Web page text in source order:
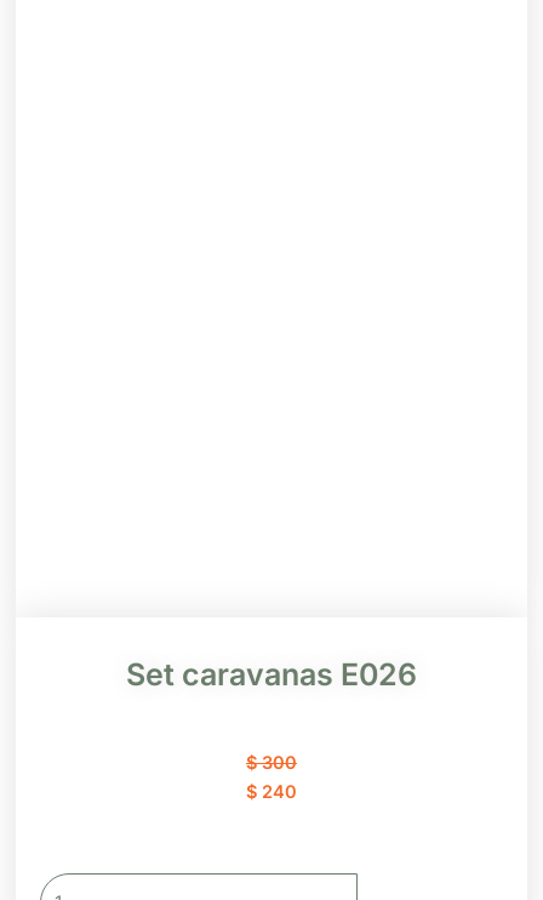
Set caravanas E026
$300
El
precio
$ 300.
$ 240
El
precio
$ 240.
Set